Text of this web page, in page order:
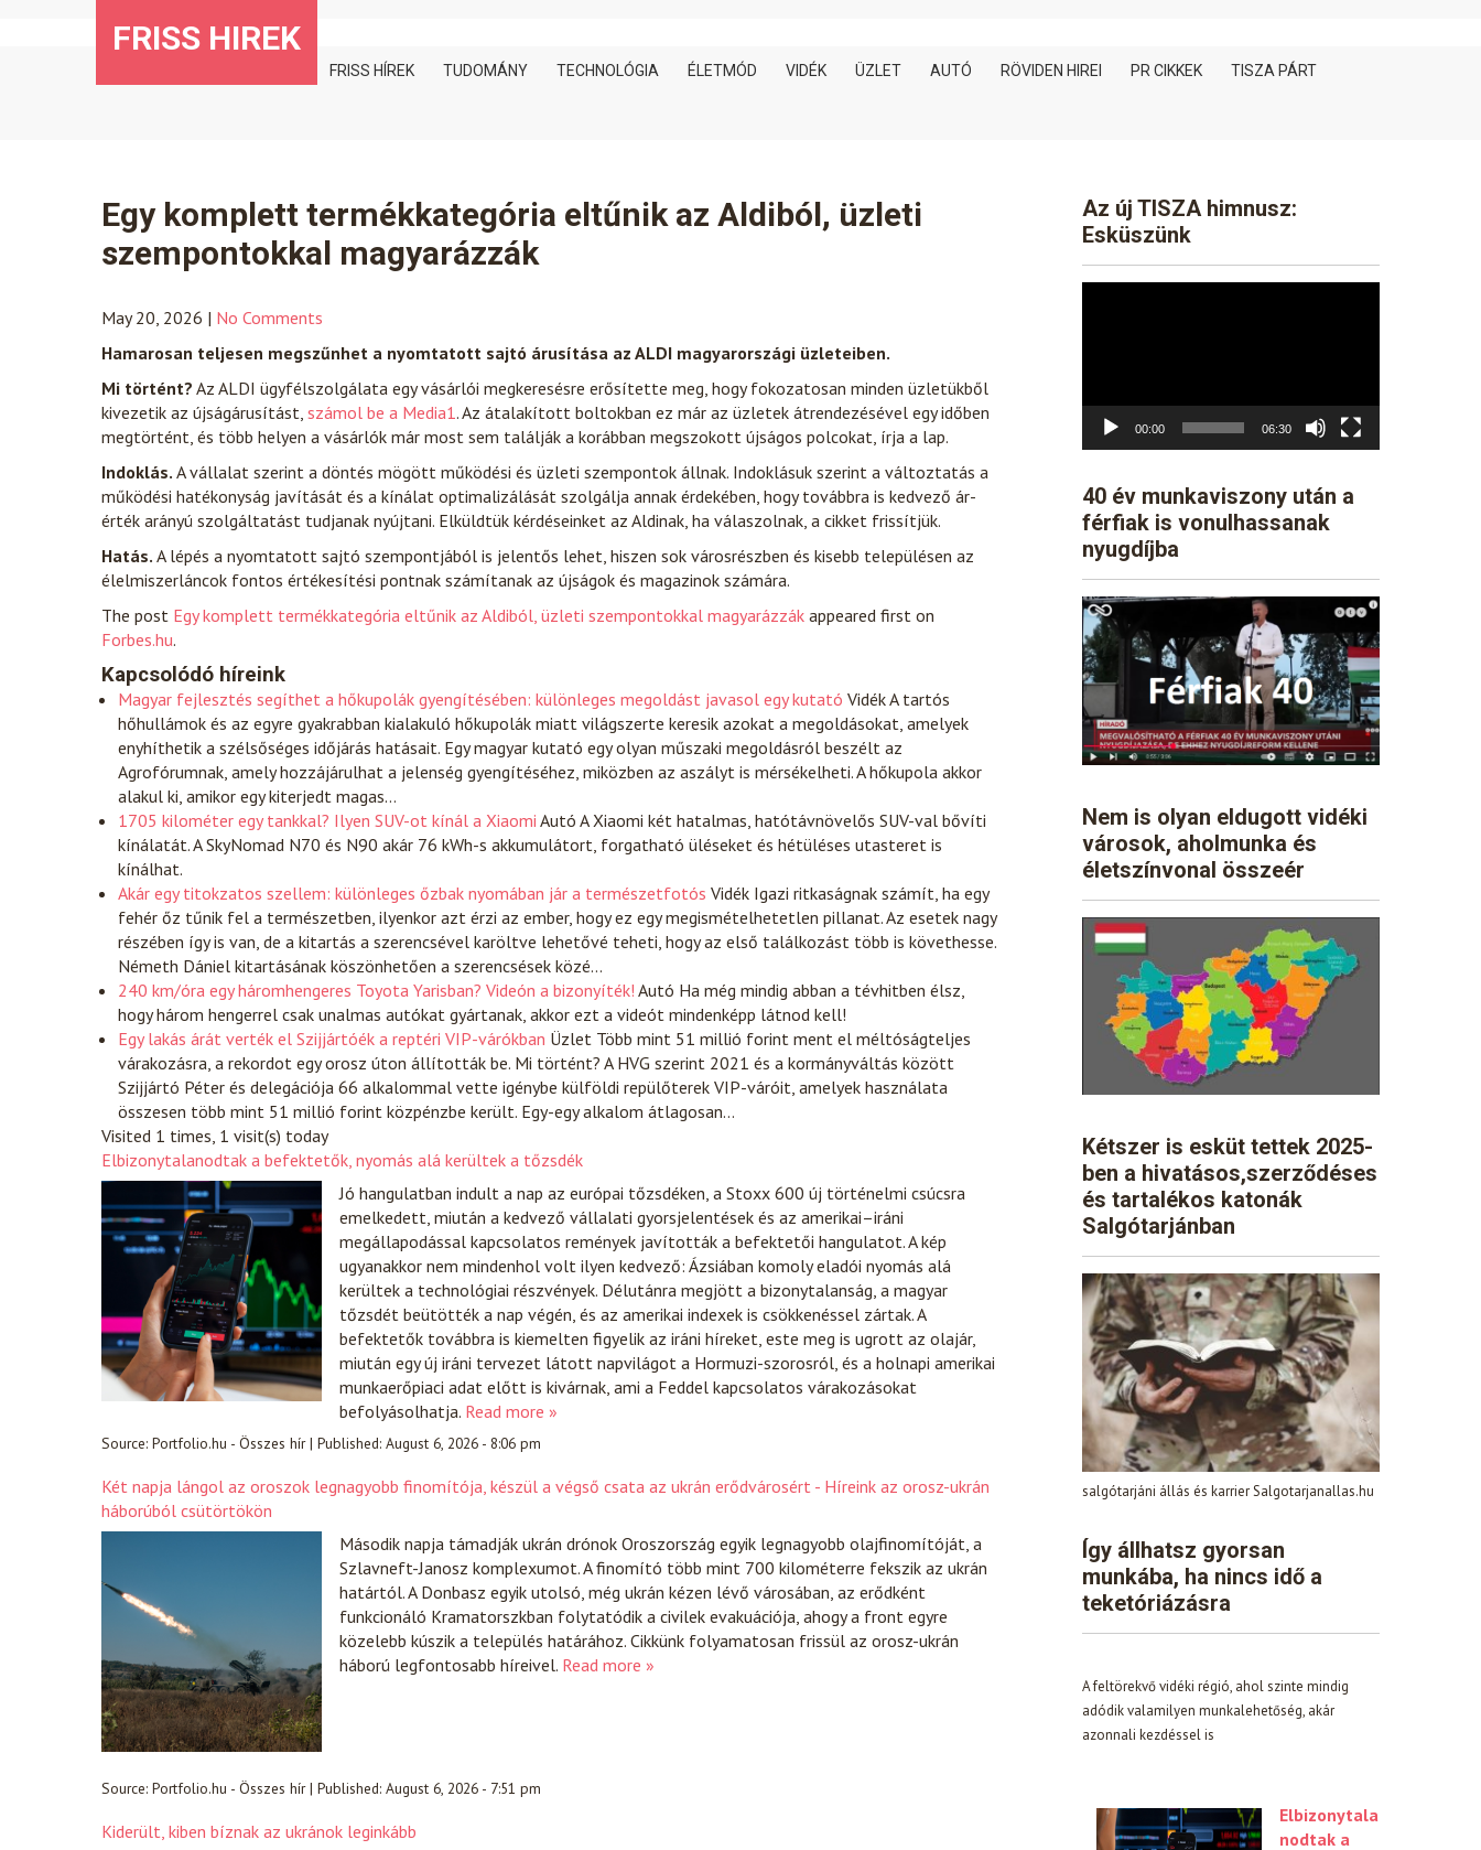
FRISS HIREK
FRISS HÍREK TUDOMÁNY TECHNOLÓGIA ÉLETMÓD VIDÉK ÜZLET AUTÓ RÖVIDEN HIREI PR CIKKEK TISZA PÁRT
Egy komplett termékkategória eltűnik az Aldiból, üzleti
szempontokkal magyarázzák
May 20, 2026 | No Comments
Hamarosan teljesen megszűnhet a nyomtatott sajtó árusítása az ALDI magyarországi üzleteiben.
Mi történt? Az ALDI ügyfélszolgálata egy vásárlói megkeresésre erősítette meg, hogy fokozatosan minden üzletükből
kivezetik az újságárusítást, számol be a Media1. Az átalakított boltokban ez már az üzletek átrendezésével egy időben
megtörtént, és több helyen a vásárlók már most sem találják a korábban megszokott újságos polcokat, írja a lap.
Indoklás. A vállalat szerint a döntés mögött működési és üzleti szempontok állnak. Indoklásuk szerint a változtatás a
működési hatékonyság javítását és a kínálat optimalizálását szolgálja annak érdekében, hogy továbbra is kedvező ár-
érték arányú szolgáltatást tudjanak nyújtani. Elküldtük kérdéseinket az Aldinak, ha válaszolnak, a cikket frissítjük.
Hatás. A lépés a nyomtatott sajtó szempontjából is jelentős lehet, hiszen sok városrészben és kisebb településen az
élelmiszerláncok fontos értékesítési pontnak számítanak az újságok és magazinok számára.
The post Egy komplett termékkategória eltűnik az Aldiból, üzleti szempontokkal magyarázzák appeared first on
Forbes.hu.
Kapcsolódó híreink
Magyar fejlesztés segíthet a hőkupolák gyengítésében: különleges megoldást javasol egy kutató VidékA tartós
hőhullámok és az egyre gyakrabban kialakuló hőkupolák miatt világszerte keresik azokat a megoldásokat, amelyek
enyhíthetik a szélsőséges időjárás hatásait. Egy magyar kutató egy olyan műszaki megoldásról beszélt az
Agrofórumnak, amely hozzájárulhat a jelenség gyengítéséhez, miközben az aszályt is mérsékelheti. A hőkupola akkor
alakul ki, amikor egy kiterjedt magas…
1705 kilométer egy tankkal? Ilyen SUV-ot kínál a Xiaomi Autó A Xiaomi két hatalmas, hatótávnövelős SUV-val bővíti
kínálatát. A SkyNomad N70 és N90 akár 76 kWh-s akkumulátort, forgatható üléseket és hétüléses utasteret is
kínálhat.
Akár egy titokzatos szellem: különleges őzbak nyomában jár a természetfotós Vidék Igazi ritkaságnak számít, ha egy
fehér őz tűnik fel a természetben, ilyenkor azt érzi az ember, hogy ez egy megismételhetetlen pillanat. Az esetek nagy
részében így is van, de a kitartás a szerencsével karöltve lehetővé teheti, hogy az első találkozást több is követhesse.
Németh Dániel kitartásának köszönhetően a szerencsések közé…
240 km/óra egy háromhengeres Toyota Yarisban? Videón a bizonyíték! Autó Ha még mindig abban a tévhitben élsz,
hogy három hengerrel csak unalmas autókat gyártanak, akkor ezt a videót mindenképp látnod kell!
Egy lakás árát verték el Szijjártóék a reptéri VIP-várókban Üzlet Több mint 51 millió forint ment el méltóságteljes
várakozásra, a rekordot egy orosz úton állították be. Mi történt? A HVG szerint 2021 és a kormányváltás között
Szijjártó Péter és delegációja 66 alkalommal vette igénybe külföldi repülőterek VIP-váróit, amelyek használata
összesen több mint 51 millió forint közpénzbe került. Egy-egy alkalom átlagosan…
Visited 1 times, 1 visit(s) today
Elbizonytalanodtak a befektetők, nyomás alá kerültek a tőzsdék
Jó hangulatban indult a nap az európai tőzsdéken, a Stoxx 600 új történelmi csúcsra
emelkedett, miután a kedvező vállalati gyorsjelentések és az amerikai–iráni
megállapodással kapcsolatos remények javították a befektetői hangulatot. A kép
ugyanakkor nem mindenhol volt ilyen kedvező: Ázsiában komoly eladói nyomás alá
kerültek a technológiai részvények. Délutánra megjött a bizonytalanság, a magyar
tőzsdét beütötték a nap végén, és az amerikai indexek is csökkenéssel zártak. A
befektetők továbbra is kiemelten figyelik az iráni híreket, este meg is ugrott az olajár,
miután egy új iráni tervezet látott napvilágot a Hormuzi-szorosról, és a holnapi amerikai
munkaerőpiaci adat előtt is kivárnak, ami a Feddel kapcsolatos várakozásokat
befolyásolhatja. Read more »
Source: Portfolio.hu - Összes hír| Published: August 6, 2026 - 8:06 pm
Két napja lángol az oroszok legnagyobb finomítója, készül a végső csata az ukrán erődvárosért - Híreink az orosz-ukrán
háborúból csütörtökön
Második napja támadják ukrán drónok Oroszország egyik legnagyobb olajfinomítóját, a
Szlavneft-Janosz komplexumot. A finomító több mint 700 kilométerre fekszik az ukrán
határtól. A Donbasz egyik utolsó, még ukrán kézen lévő városában, az erődként
funkcionáló Kramatorszkban folytatódik a civilek evakuációja, ahogy a front egyre
közelebb kúszik a település határához. Cikkünk folyamatosan frissül az orosz-ukrán
háború legfontosabb híreivel. Read more »
Source: Portfolio.hu - Összes hír| Published: August 6, 2026 - 7:51 pm
Kiderült, kiben bíznak az ukránok leginkább
Az új TISZA himnusz:
Esküszünk
00:00 06:30
40 év munkaviszony után a
férfiak is vonulhassanak
nyugdíjba
Nem is olyan eldugott vidéki
városok, aholmunka és
életszínvonal összeér
Kétszer is esküt tettek 2025-
ben a hivatásos,szerződéses
és tartalékos katonák
Salgótarjánban
salgótarjáni állás és karrier Salgotarjanallas.hu
Így állhatsz gyorsan
munkába, ha nincs idő a
teketóriázásra
A feltörekvő vidéki régió, ahol szinte mindig
adódik valamilyen munkalehetőség, akár
azonnali kezdéssel is
Elbizonytala
nodtak a